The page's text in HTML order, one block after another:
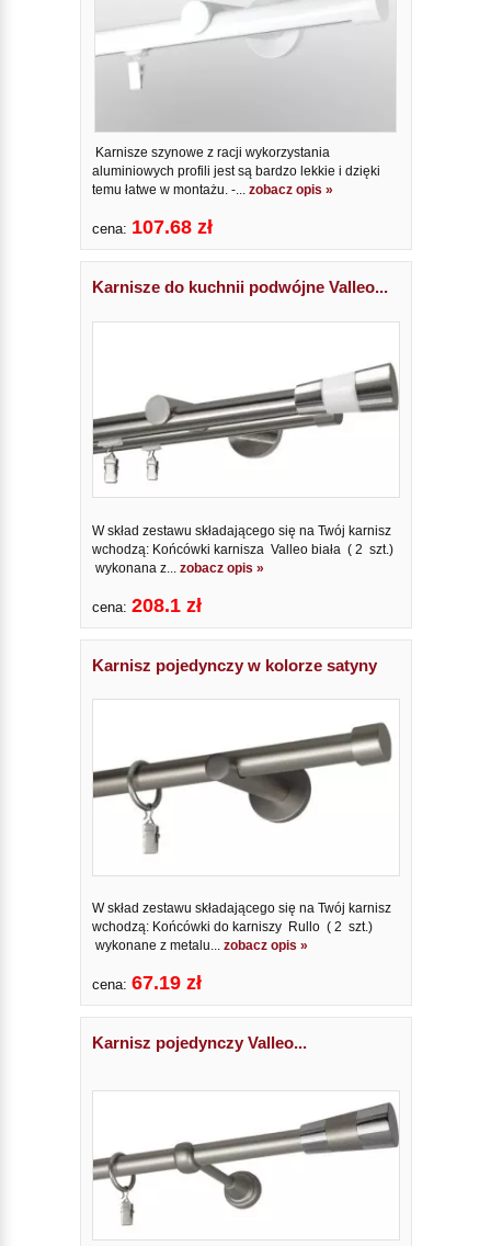
Karnisze szynowe z racji wykorzystania
aluminiowych profili jest są bardzo lekkie i dzięki
temu łatwe w montażu. -... zobacz opis »
cena: 107.68 zł
Karnisze do kuchnii podwójne Valleo...
W skład zestawu składającego się na Twój karnisz
wchodzą: Końcówki karnisza Valleo biała ( 2 szt.)
wykonana z... zobacz opis »
cena: 208.1 zł
Karnisz pojedynczy w kolorze satyny
W skład zestawu składającego się na Twój karnisz
wchodzą: Końcówki do karniszy Rullo ( 2 szt.)
wykonane z metalu... zobacz opis »
cena: 67.19 zł
Karnisz pojedynczy Valleo...